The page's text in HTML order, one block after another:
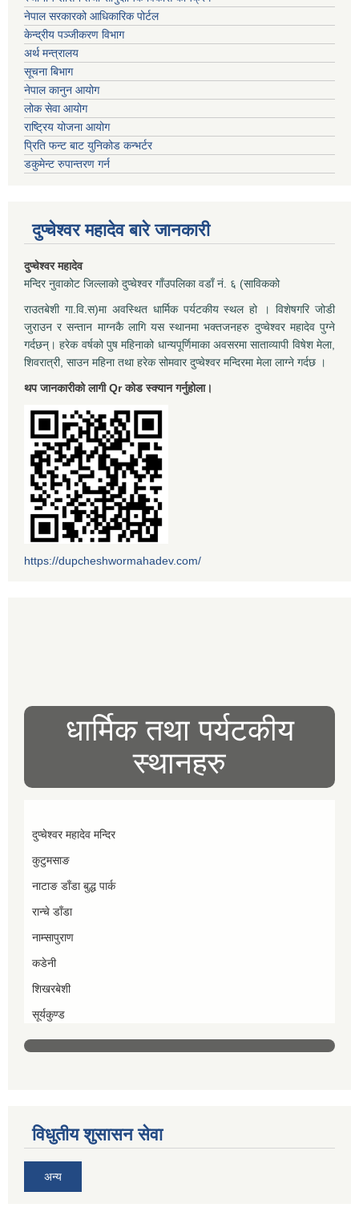
नेपाल सरकारको आधिकारिक पोर्टल
केन्द्रीय पञ्जीकरण विभाग
अर्थ मन्त्रालय
सूचना बिभाग
नेपाल कानुन आयोग
लोक सेवा आयोग
राष्ट्रिय योजना आयोग
प्रिति फन्ट बाट युनिकोड कन्भर्टर
डकुमेन्ट रुपान्तरण गर्न
दुप्चेश्वर महादेव बारे जानकारी
दुप्चेश्वर महादेव
मन्दिर नुवाकोट जिल्लाको दुप्चेश्वर गाँउपलिका वडाँ नं. ६ (साविकको
राउतबेशी गा.वि.स)मा अवस्थित धार्मिक पर्यटकीय स्थल हो । विशेषगरि जोडी
जुराउन र सन्तान माग्नकै लागि यस स्थानमा भक्तजनहरु दुप्चेश्वर महादेव पुग्ने
गर्दछन्। हरेक वर्षको पुष महिनाको धान्यपूर्णिमाका अवसरमा साताव्यापी विषेश मेला,
शिवरात्री, साउन महिना तथा हरेक सोमवार दुप्चेश्वर मन्दिरमा मेला लाग्ने गर्दछ ।
थप जानकारीको लागी Qr कोड स्क्यान गर्नुहोला।
https://dupcheshwormahadev.com/
धार्मिक तथा पर्यटकीय
स्थानहरु
दुप्चेश्वर महादेव मन्दिर
कुटुमसाङ
नाटाङ डाँडा बुद्ध पार्क
रान्चे डाँडा
नाम्सापुराण
कडेनी
शिखरबेशी
सूर्यकुण्ड
विधुतीय शुसासन सेवा
अन्य